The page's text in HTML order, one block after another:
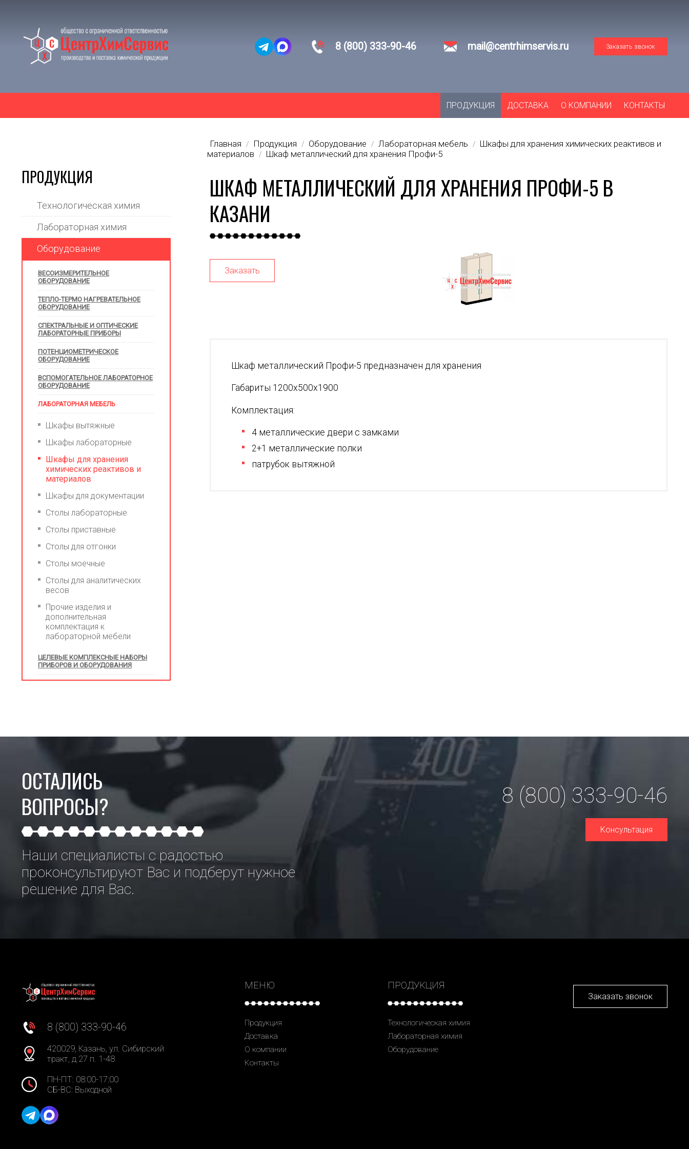
8 (800) 333-90-46 mail@centrhimservis.ru Заказать звонок
ПРОДУКЦИЯ ДОСТАВКА О КОМПАНИИ КОНТАКТЫ
ПРОДУКЦИЯ
Технологическая химия
Лабораторная химия
Оборудование
ВЕСОИЗМЕРИТЕЛЬНОЕ
ОБОРУДОВАНИЕ
ТЕПЛО-ТЕРМО НАГРЕВАТЕЛЬНОЕ
ОБОРУДОВАНИЕ
СПЕКТРАЛЬНЫЕ И ОПТИЧЕСКИЕ
ЛАБОРАТОРНЫЕ ПРИБОРЫ
ПОТЕНЦИОМЕТРИЧЕСКОЕ
ОБОРУДОВАНИЕ
ВСПОМОГАТЕЛЬНОЕ ЛАБОРАТОРНОЕ
ОБОРУДОВАНИЕ
ЛАБОРАТОРНАЯ МЕБЕЛЬ
Шкафы вытяжные
Шкафы лабораторные
Шкафы для хранения
химических реактивов и
материалов
Шкафы для документации
Столы лабораторные
Столы приставные
Столы для отгонки
Столы моечные
Столы для аналитических
весов
Прочие изделия и
дополнительная
комплектация к
лабораторной мебели
ЦЕЛЕВЫЕ КОМПЛЕКСНЫЕ НАБОРЫ
ПРИБОРОВ И ОБОРУДОВАНИЯ
Главная / Продукция / Оборудование / Лабораторная мебель /
Шкафы для хранения химических реактивов и
материалов
/ Шкаф металлический для хранения Профи-5
ШКАФ МЕТАЛЛИЧЕСКИЙ ДЛЯ ХРАНЕНИЯ ПРОФИ-5 В
КАЗАНИ
Заказать
Шкаф металлический Профи-5 предназначен для хранения
Габариты 1200х500х1900
Комплектация:
4 металлические двери с замками
2+1 металлические полки
патрубок вытяжной
ОСТАЛИСЬ
ВОПРОСЫ?
Наши специалисты с радостью
проконсультируют Вас и подберут нужное
решение для Вас.
8 (800) 333-90-46
Консультация
8 (800) 333-90-46
420029, Казань, ул. Сибирский
тракт, д.27 п. 1-48
ПН-ПТ: 08:00-17:00
СБ-ВС: Выходной
МЕНЮ
Продукция
Доставка
О компании
Контакты
ПРОДУКЦИЯ
Технологическая химия
Лабораторная химия
Оборудование
Заказать звонок